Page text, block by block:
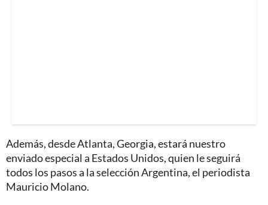
Además, desde Atlanta, Georgia, estará nuestro
enviado especial a Estados Unidos, quien le seguirá
todos los pasos a la selección Argentina, el periodista
Mauricio Molano.